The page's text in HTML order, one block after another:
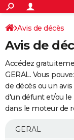
ACTUALITÉS
Politique
Société
Faits Divers
Education
Monde
Villes
+
SPORT
Coupe du monde
Football
Tennis
Cyclisme
Rugby
Forum
Programme TV
TNT
Streaming
Cinéma
Sorties cinéma
Musique
+
FINANCE
Retraite
Impôts
Epargne
Immobilier
Risques naturels par
Banque
Assurance
Crédit
AUTO
Essais
Réserver un essai
Citadines
Berlines
SUV
Forum auto
+
Mobiles
Meilleur smartphone
Internet
Ordinateurs
Jeux vidéo
Guide high-tech
Avis de décès
Avis de
Accédez
GERAL. Vous
de décès ou un
d'un défunt et/ou
dans le moteur de